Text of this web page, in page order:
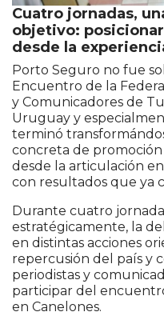
Cuatro jornadas,
objetivo: posicionar
desde la
Porto Seguro no fue
Encuentro de la
y Comunicadores de
Uruguay y
terminó
concreta de
desde la articulación
con resultados que ya
Durante cuatro
estratégicamente, la
en distintas acciones
repercusión del país y
periodistas y
participar del
en Canelones.